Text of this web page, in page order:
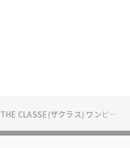
THE CLASSE(ザクラス) ワンピース